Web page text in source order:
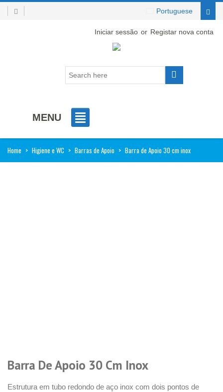
Iniciar sessão or Registar nova conta
Portuguese
MENU
Home > Higiene e WC > Barras de Apoio > Barra de Apoio 30 cm inox
Barra De Apoio 30 Cm Inox
Estrutura em tubo redondo de aço inox com dois pontos de